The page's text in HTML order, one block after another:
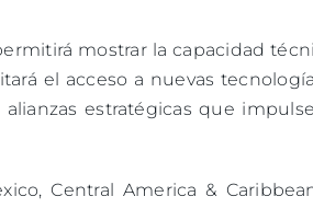
mostrar la capacidad
el acceso a nuevas
estratégicas que
Central America &